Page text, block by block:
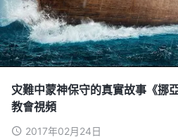
灾難中蒙神保守的真實故事《挪
教會視頻
2017年02月24日